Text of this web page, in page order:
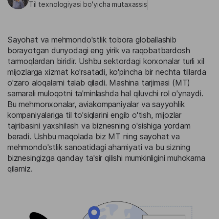
Til texnologiyasi bo'yicha mutaxassis
Sayohat va mehmondo'stlik tobora globallashib
borayotgan dunyodagi eng yirik va raqobatbardosh
tarmoqlardan biridir. Ushbu sektordagi korxonalar turli xil
mijozlarga xizmat ko'rsatadi, ko'pincha bir nechta tillarda
o'zaro aloqalarni talab qiladi. Mashina tarjimasi (MT)
samarali muloqotni ta'minlashda hal qiluvchi rol o'ynaydi.
Bu mehmonxonalar, aviakompaniyalar va sayyohlik
kompaniyalariga til to'siqlarini engib o'tish, mijozlar
tajribasini yaxshilash va biznesning o'sishiga yordam
beradi. Ushbu maqolada biz MT ning sayohat va
mehmondo'stlik sanoatidagi ahamiyati va bu sizning
biznesingizga qanday ta'sir qilishi mumkinligini muhokama
qilamiz.